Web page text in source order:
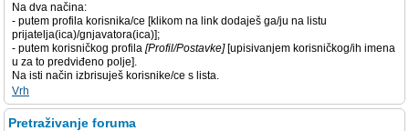
Na dva načina:
- putem profila korisnika/ce [klikom na link dodaješ ga/ju na listu
prijatelja(ica)/gnjavatora(ica)];
- putem korisničkog profila [Profil/Postavke][upisivanjem korisničkog/ih imena
u za to predviđeno polje].
Na isti način izbrisuješ korisnike/ce s lista.
Vrh
Pretraživanje foruma